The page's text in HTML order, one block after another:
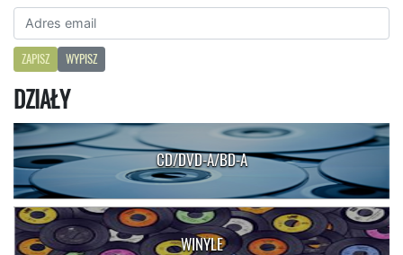
ZAPISZ WYPISZ
DZIAŁY
CD/DVD-A/BD-A
WINYLE